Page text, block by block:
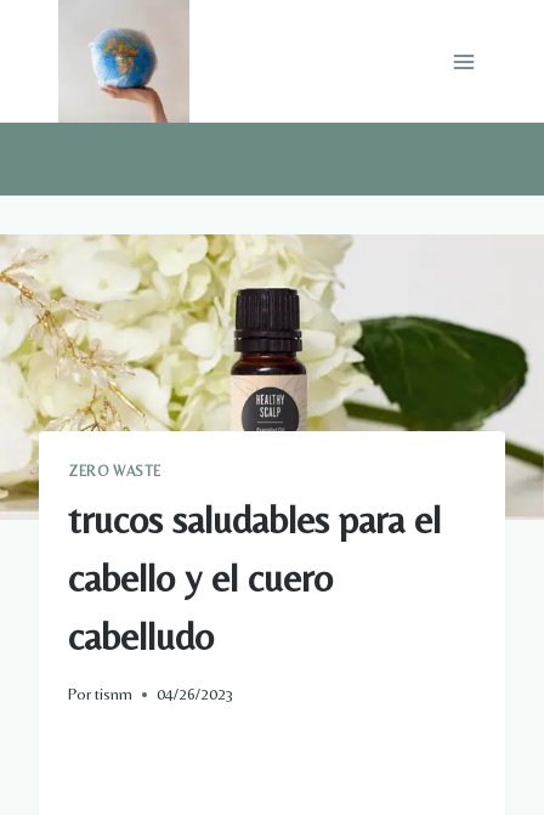
ZERO WASTE
trucos saludables para el
cabello y el cuero
cabelludo
Portisnm 04/26/2023